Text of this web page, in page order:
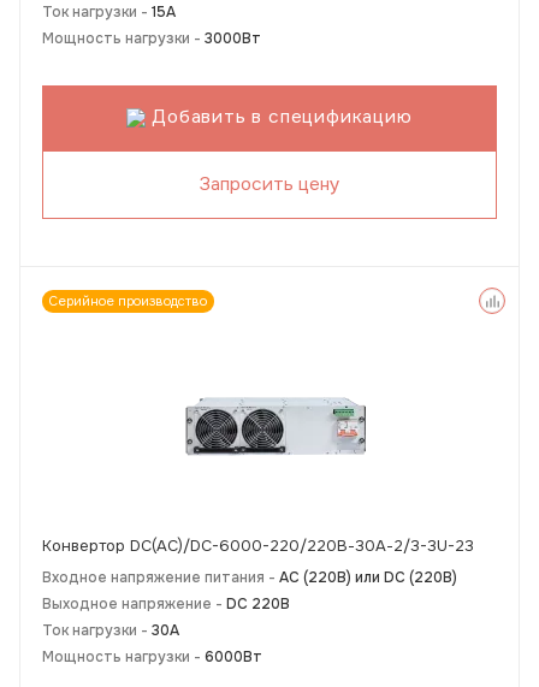
Ток нагрузки - 15А
Мощность нагрузки - 3000Вт
Добавить в спецификацию
Запросить цену
Серийное производство
Конвертор DC(AC)/DC-6000-220/220В-30А-2/3-3U-23
Входное напряжение питания - АС (220В) или DC (220В)
Выходное напряжение - DC 220В
Ток нагрузки - 30А
Мощность нагрузки - 6000Вт